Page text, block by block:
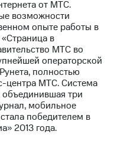
от МТС.
возможности
опыте работы в
в
МТС во
операторской
полностью
центра МТС. Система
три
мобильное
победителем в
2013 года.